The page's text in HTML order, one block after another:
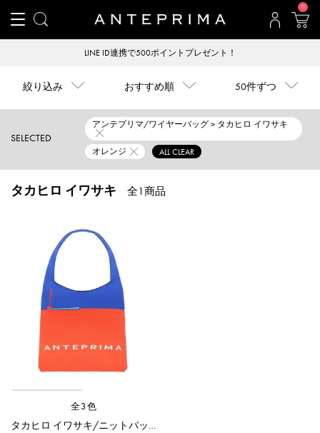
0
LINE ID連携で500ポイントプレゼント！
絞り込み おすすめ順 50件ずつ
SELECTED
アンテプリマ/ワイヤーバッグ > タカヒロ イワサキ
オレンジ ALL CLEAR
タカヒロ イワサキ 全1商品
全3色
タカヒロ イワサキ/ニットバッグ/オレンジ